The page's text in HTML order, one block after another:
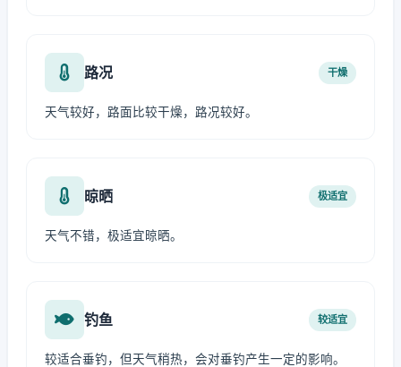
路况 干燥
天气较好，路面比较干燥，路况较好。
晾晒 极适宜
天气不错，极适宜晾晒。
钓鱼 较适宜
较适合垂钓，但天气稍热，会对垂钓产生一定的影响。